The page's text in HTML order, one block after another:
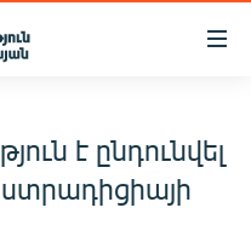
է ընդունվել